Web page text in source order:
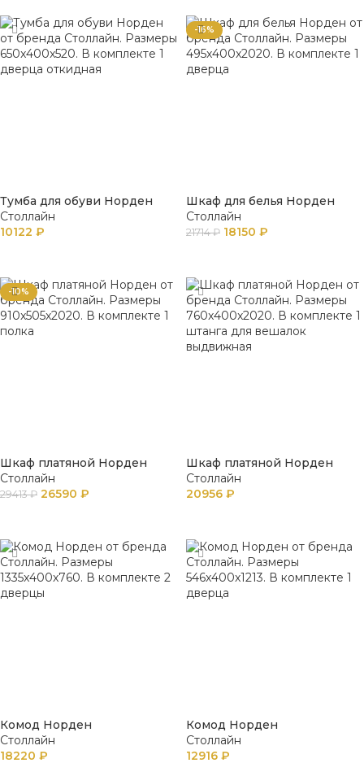
Тумба для обуви Норден
Столлайн
10122 ₽
-16%
Шкаф для белья Норден
Столлайн
21714₽ 18150 ₽
-10%
Шкаф платяной Норден
Столлайн
29413₽ 26590 ₽
Шкаф платяной Норден
Столлайн
20956 ₽
Комод Норден
Столлайн
18220 ₽
Комод Норден
Столлайн
12916 ₽